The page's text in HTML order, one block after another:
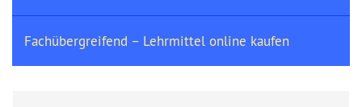
Fachübergreifend – Lehrmittel online kaufen